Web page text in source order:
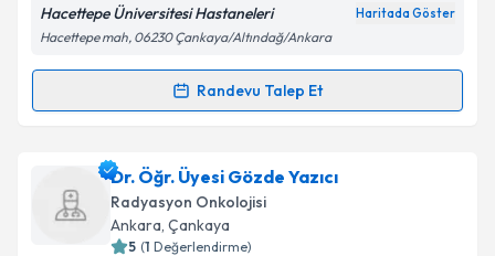
Kişisel verilerimin işlenmesine ilişkin
Metni'ni okudum ve kişisel verilerimin belirtilen
kapsamda işlenmesini kabul ediyorum.
Hacettepe Üniversitesi Hastaneleri Haritada Göster
Hacettepe mah, 06230 Çankaya/Altındağ/Ankara
Randevu Talep Et
Randevu Takvimi Talebi
Prof. Dr. Ferah Yıldıziçin randevu takvimi talebi
oluşturun. Size bu uzmandan randevu almanız için bir
takvim hazırlandığında e-posta ile bilgilendireceğiz.
Dr. Öğr. Üyesi Gözde Yazıcı
Radyasyon Onkolojisi
Ankara, Çankaya
5 (1 Değerlendirme)